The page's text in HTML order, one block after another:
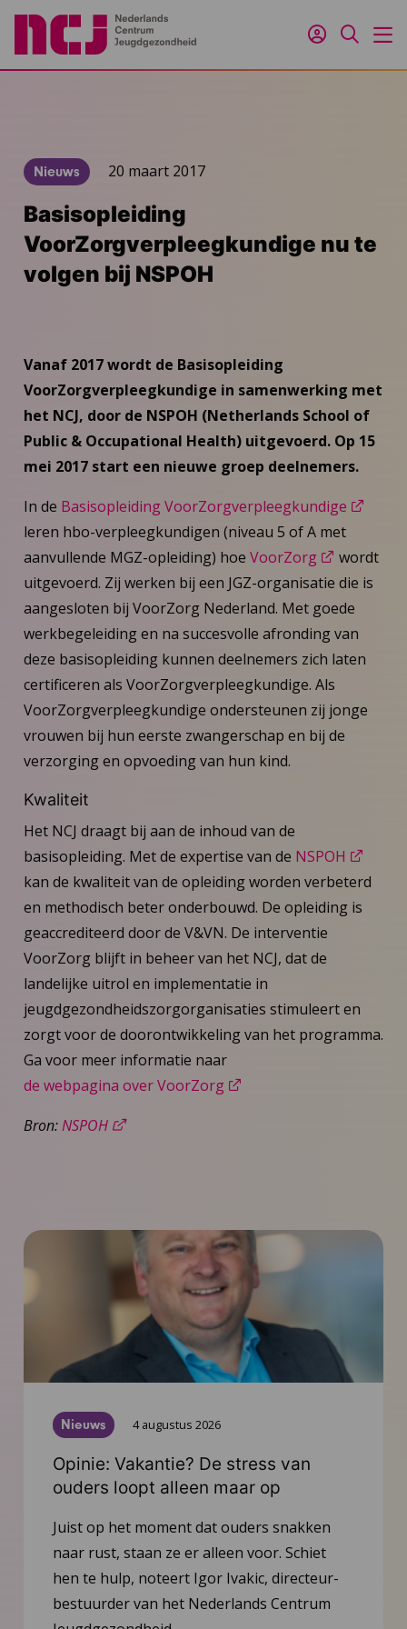
Inloggen
Zoeken
Nieuws 20 maart 2017
Basisopleiding
VoorZorgverpleegkundige nu te
volgen bij NSPOH
Vanaf 2017 wordt de Basisopleiding
VoorZorgverpleegkundige in samenwerking met
het NCJ, door de NSPOH (Netherlands School of
Public & Occupational Health) uitgevoerd. Op 15
mei 2017 start een nieuwe groep deelnemers.
In de Basisopleiding VoorZorgverpleegkundige
leren hbo-verpleegkundigen (niveau 5 of A met
aanvullende MGZ-opleiding) hoe VoorZorg
wordt
uitgevoerd. Zij werken bij een JGZ-organisatie die is
aangesloten bij VoorZorg Nederland. Met goede
werkbegeleiding en na succesvolle afronding van
deze basisopleiding kunnen deelnemers zich laten
certificeren als VoorZorgverpleegkundige. Als
VoorZorgverpleegkundige ondersteunen zij jonge
vrouwen bij hun eerste zwangerschap en bij de
verzorging en opvoeding van hun kind.
Kwaliteit
Het NCJ draagt bij aan de inhoud van de
basisopleiding. Met de expertise van de NSPOH
kan de kwaliteit van de opleiding worden verbeterd
en methodisch beter onderbouwd. De opleiding is
geaccrediteerd door de V&VN. De interventie
VoorZorg blijft in beheer van het NCJ, dat de
landelijke uitrol en implementatie in
jeugdgezondheidszorgorganisaties stimuleert en
zorgt voor de doorontwikkeling van het programma.
Ga voor meer informatie naar
de webpagina over VoorZorg
Bron:NSPOH
Nieuws 4 augustus 2026
Opinie: Vakantie? De stress van
ouders loopt alleen maar op
Juist op het moment dat ouders snakken
naar rust, staan ze er alleen voor. Schiet
hen te hulp, noteert Igor Ivakic, directeur-
bestuurder van het Nederlands Centrum